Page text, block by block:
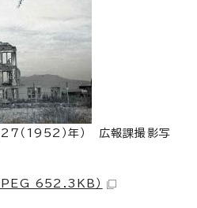
（1952）年） 広報課撮影写
652.3KB）